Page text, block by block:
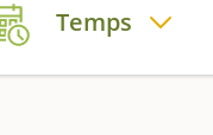
Temps